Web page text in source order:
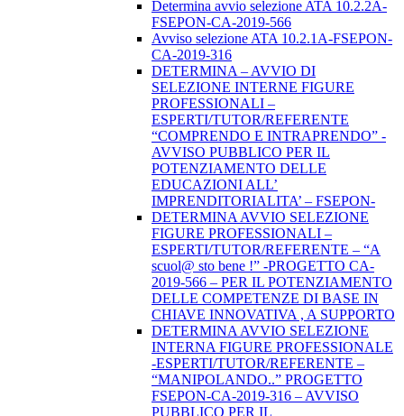
Determina avvio selezione ATA 10.2.2A-
FSEPON-CA-2019-566
Avviso selezione ATA 10.2.1A-FSEPON-
CA-2019-316
DETERMINA – AVVIO DI
SELEZIONE INTERNE FIGURE
PROFESSIONALI –
ESPERTI/TUTOR/REFERENTE
“COMPRENDO E INTRAPRENDO” -
AVVISO PUBBLICO PER IL
POTENZIAMENTO DELLE
EDUCAZIONI ALL’
IMPRENDITORIALITA’ – FSEPON-
DETERMINA AVVIO SELEZIONE
FIGURE PROFESSIONALI –
ESPERTI/TUTOR/REFERENTE – “A
scuol@ sto bene !” -PROGETTO CA-
2019-566 – PER IL POTENZIAMENTO
DELLE COMPETENZE DI BASE IN
CHIAVE INNOVATIVA , A SUPPORTO
DETERMINA AVVIO SELEZIONE
INTERNA FIGURE PROFESSIONALE
-ESPERTI/TUTOR/REFERENTE –
“MANIPOLANDO..” PROGETTO
FSEPON-CA-2019-316 – AVVISO
PUBBLICO PER IL